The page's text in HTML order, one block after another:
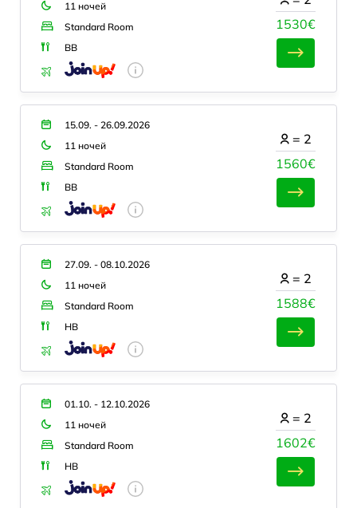
11 ночей
Standard Room
BB
1530€
15.09. - 26.09.2026
11 ночей
Standard Room
BB
1560€
= 2
27.09. - 08.10.2026
11 ночей
Standard Room
HB
1588€
= 2
01.10. - 12.10.2026
11 ночей
Standard Room
HB
1602€
= 2